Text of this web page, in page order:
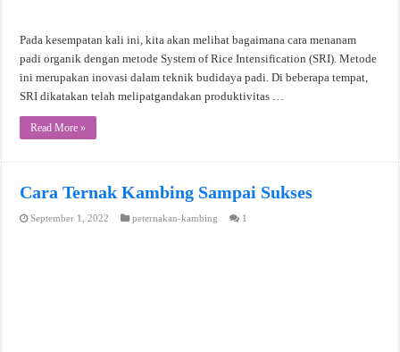
Pada kesempatan kali ini, kita akan melihat bagaimana cara menanam
padi organik dengan metode System of Rice Intensification (SRI). Metode
ini merupakan inovasi dalam teknik budidaya padi. Di beberapa tempat,
SRI dikatakan telah melipatgandakan produktivitas …
Read More »
Cara Ternak Kambing Sampai Sukses
September 1, 2022 peternakan-kambing 1